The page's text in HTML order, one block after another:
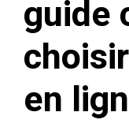
guide
en